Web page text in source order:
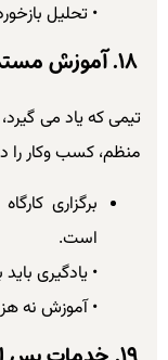
• تحلیل
تیمی که یاد می
منظم، کسب وکار را
برگزاری
است.
• یادگیری
• آموزش نه